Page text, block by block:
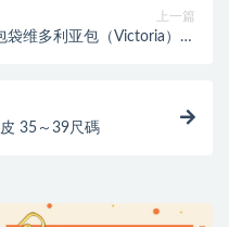
上一篇
维多利亚包（Victoria）价
35～39尺碼